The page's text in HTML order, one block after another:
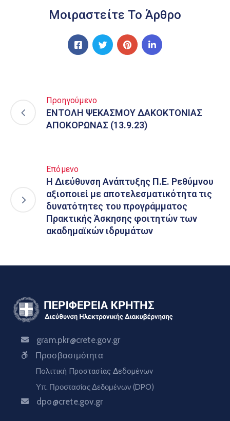
Μοιραστείτε Το Άρθρο
Προηγούμενο
ΕΝΤΟΛΗ ΨΕΚΑΣΜΟΥ ΔΑΚΟΚΤΟΝΙΑΣ
ΑΠΟΚΟΡΩΝΑΣ (13.9.23)
Επόμενο
Η Διεύθυνση Ανάπτυξης Π.Ε. Ρεθύμνου
αξιοποιεί με αποτελεσματικότητα τις
δυνατότητες του προγράμματος
Πρακτικής Άσκησης φοιτητών των
ακαδημαϊκών ιδρυμάτων
gram.pkr@crete.gov.gr
Προσβασιμότητα
Πολιτική Προστασίας Δεδομένων
Υπ. Προστασίας Δεδομένων (DPO)
dpo@crete.gov.gr